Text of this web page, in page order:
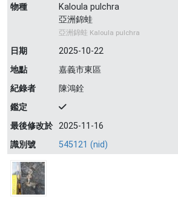
物種
Kaloula pulchra
亞洲錦蛙
亞洲錦蛙 Kaloula pulchra
日期
2025-10-22
地點
嘉義市東區
紀錄者
陳鴻銓
鑑定
最後修改於 2025-11-16
識別號
545121 (nid)